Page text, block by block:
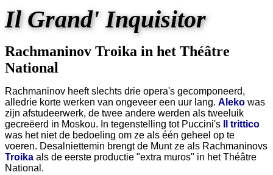
Il Grand' Inquisitor
Rachmaninov Troika in het Théâtre
National
Rachmaninov heeft slechts drie opera's gecomponeerd,
alledrie korte werken van ongeveer een uur lang. Aleko was
zijn afstudeerwerk, de twee andere werden als tweeluik
gecreëerd in Moskou. In tegenstelling tot Puccini's
Il trittico
was het niet de bedoeling om ze als één geheel op te
voeren. Desalniettemin brengt de Munt ze als Rachmaninovs
Troika als de eerste productie "extra muros" in het Théâtre
National.